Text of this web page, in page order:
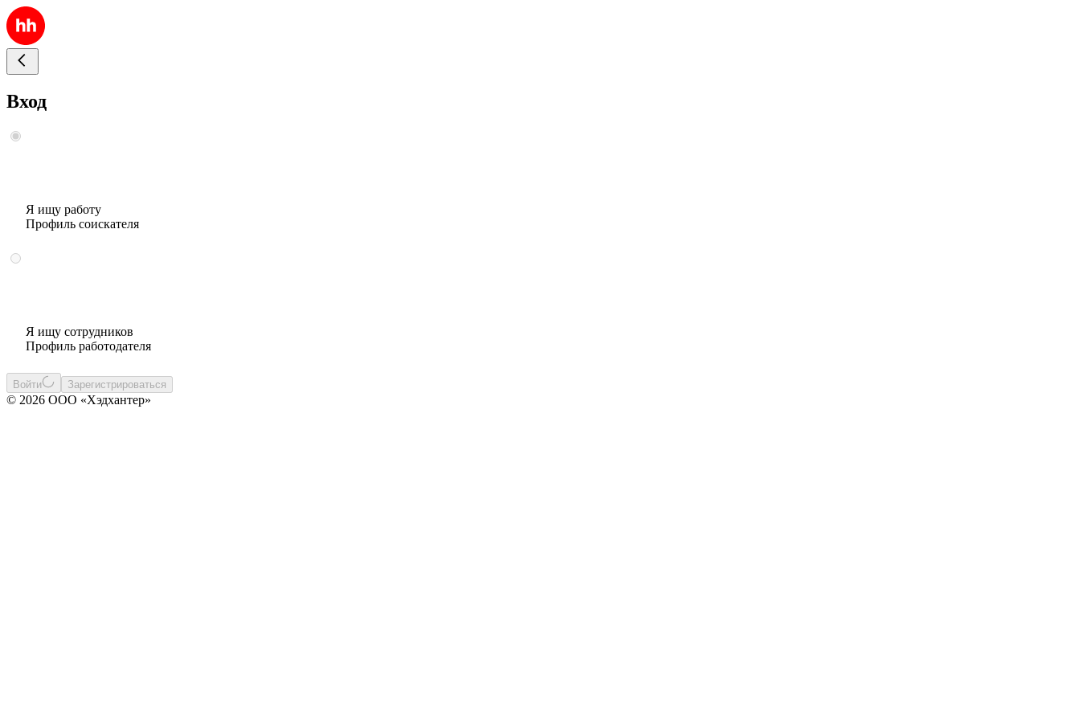
Вход
Я ищу работу
Профиль соискателя
Я ищу сотрудников
Профиль работодателя
Войти Зарегистрироваться
© 2026 ООО «Хэдхантер»